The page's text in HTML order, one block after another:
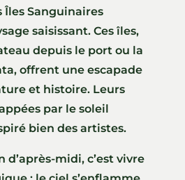
Îles Sanguinaires
saisissant. Ces îles,
depuis le port ou la
offrent une escapade
et histoire. Leurs
par le soleil
bien des artistes.
midi, c’est vivre